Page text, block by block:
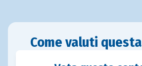
Come valuti